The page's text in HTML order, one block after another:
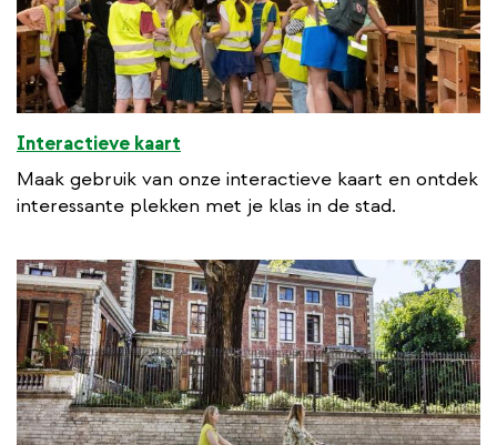
Interactieve kaart
Maak gebruik van onze interactieve kaart en ontdek
interessante plekken met je klas in de stad.